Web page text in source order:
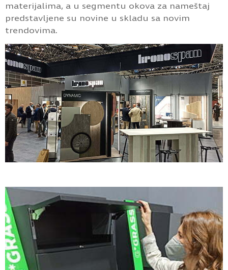
materijalima, a u segmentu okova za nameštaj
predstavljene su novine u skladu sa novim
trendovima.